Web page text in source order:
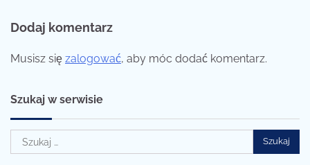
Dodaj komentarz
Musisz się zalogować, aby móc dodać komentarz.
Szukaj w serwisie
Szukaj: